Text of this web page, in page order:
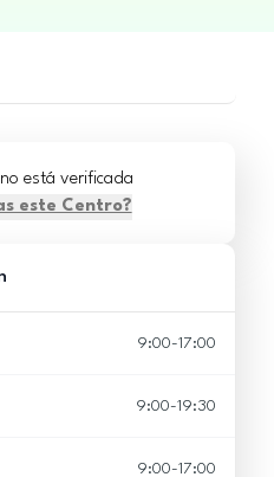
está verificada
este Centro?
9:00-17:00
9:00-19:30
9:00-17:00